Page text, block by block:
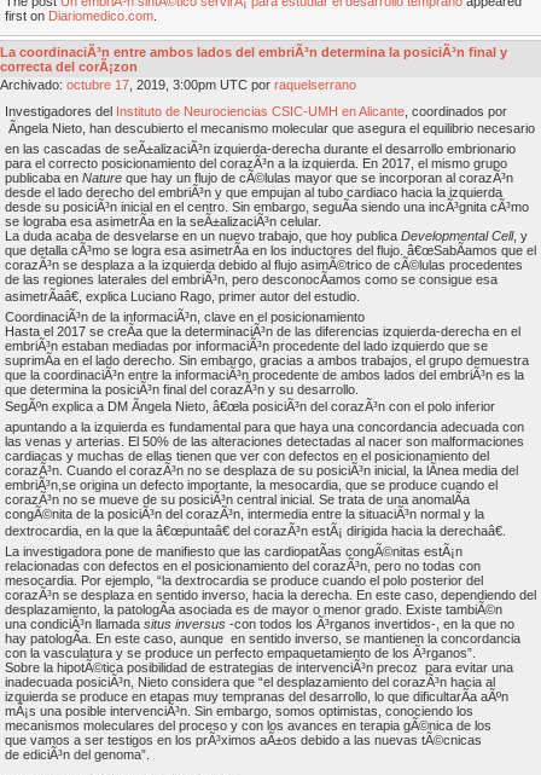
first on Diariomedico.com
La coordinaciÃ³n entre ambos lados del embriÃ³n determina la posiciÃ³n final y
correcta del corÃ¡zon
Archivado: octubre 17 , 2019, 3:00pm UTC por raquelserrano
Investigadores del Instituto de Neurociencias CSIC-UMH en Alicante , coordinados por
Ãngela Nieto, han descubierto el mecanismo molecular que asegura el equilibrio necesario
en las cascadas de seÃ±alizaciÃ³n izquierda-derecha durante el desarrollo embrionario
para el correcto posicionamiento del corazÃ³n a la izquierda. En 2017, el mismo grupo
publicaba en Nature que hay un flujo de cÃ©lulas mayor que se incorporan al corazÃ³n
desde el lado derecho del embriÃ³n y que empujan al tubo cardiaco hacia la izquierda
desde su posiciÃ³n inicial en el centro. Sin embargo, seguÃ­a siendo una incÃ³gnita cÃ³mo
se lograba esa asimetrÃ­a en la seÃ±alizaciÃ³n celular.
La duda acaba de desvelarse en un nuevo trabajo, que hoy publica Developmental Cell, y
que detalla cÃ³mo se logra esa asimetrÃ­a en los inductores del flujo. â€œSabÃ­amos que el
corazÃ³n se desplaza a la izquierda debido al flujo asimÃ©trico de cÃ©lulas procedentes
de las regiones laterales del embriÃ³n, pero desconocÃ­amos como se consigue esa
asimetrÃ­aâ€, explica Luciano Rago, primer autor del estudio.
CoordinaciÃ³n de la informaciÃ³n, clave en el posicionamiento
Hasta el 2017 se creÃ­a que la determinaciÃ³n de las diferencias izquierda-derecha en el
embriÃ³n estaban mediadas por informaciÃ³n procedente del lado izquierdo que se
suprimÃ­a en el lado derecho. Sin embargo, gracias a ambos trabajos, el grupo demuestra
que la coordinaciÃ³n entre la informaciÃ³n procedente de ambos lados del embriÃ³n es la
que determina la posiciÃ³n final del corazÃ³n y su desarrollo.
SegÃºn explica a DM Ãngela Nieto, â€œla posiciÃ³n del corazÃ³n con el polo inferior
apuntando a la izquierda es fundamental para que haya una concordancia adecuada con
las venas y arterias. El 50% de las alteraciones detectadas al nacer son malformaciones
cardiacas y muchas de ellas tienen que ver con defectos en el posicionamiento del
corazÃ³n. Cuando el corazÃ³n no se desplaza de su posiciÃ³n inicial, la lÃ­nea media del
embriÃ³n,se origina un defecto importante, la mesocardia, que se produce cuando el
corazÃ³n no se mueve de su posiciÃ³n central inicial. Se trata de una anomalÃ­a
congÃ©nita de la posiciÃ³n del corazÃ³n, intermedia entre la situaciÃ³n normal y la
dextrocardia, en la que la â€œpuntaâ€ del corazÃ³n estÃ¡ dirigida hacia la derechaâ€.
La investigadora pone de manifiesto que las cardiopatÃ­as congÃ©nitas estÃ¡n
relacionadas con defectos en el posicionamiento del corazÃ³n, pero no todas con
mesocardia. Por ejemplo, “la dextrocardia se produce cuando el polo posterior del
corazÃ³n se desplaza en sentido inverso, hacia la derecha. En este caso, dependiendo del
desplazamiento, la patologÃ­a asociada es de mayor o menor grado. Existe tambiÃ©n
una condiciÃ³n llamada situs inversus -con todos los Ã³rganos invertidos-, en la que no
hay patologÃ­a. En este caso, aunque en sentido inverso, se mantienen la concordancia
con la vasculatura y se produce un perfecto empaquetamiento de los Ã³rganos”.
Sobre la hipotÃ©tica posibilidad de estrategias de intervenciÃ³n precoz para evitar una
inadecuada posiciÃ³n, Nieto considera que “el desplazamiento del corazÃ³n hacia al
izquierda se produce en etapas muy tempranas del desarrollo, lo que dificultarÃ­a aÃºn
mÃ¡s una posible intervenciÃ³n. Sin embargo, somos optimistas, conociendo los
mecanismos moleculares del proceso y con los avances en terapia gÃ©nica de los
que vamos a ser testigos en los prÃ³ximos aÃ±os debido a las nuevas tÃ©cnicas
de ediciÃ³n del genoma”.